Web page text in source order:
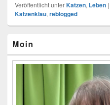
Veröffentlicht unterKatzen, Leben |
Katzenklau, reblogged
Seitenleisten-
Widgetbereich
Moin